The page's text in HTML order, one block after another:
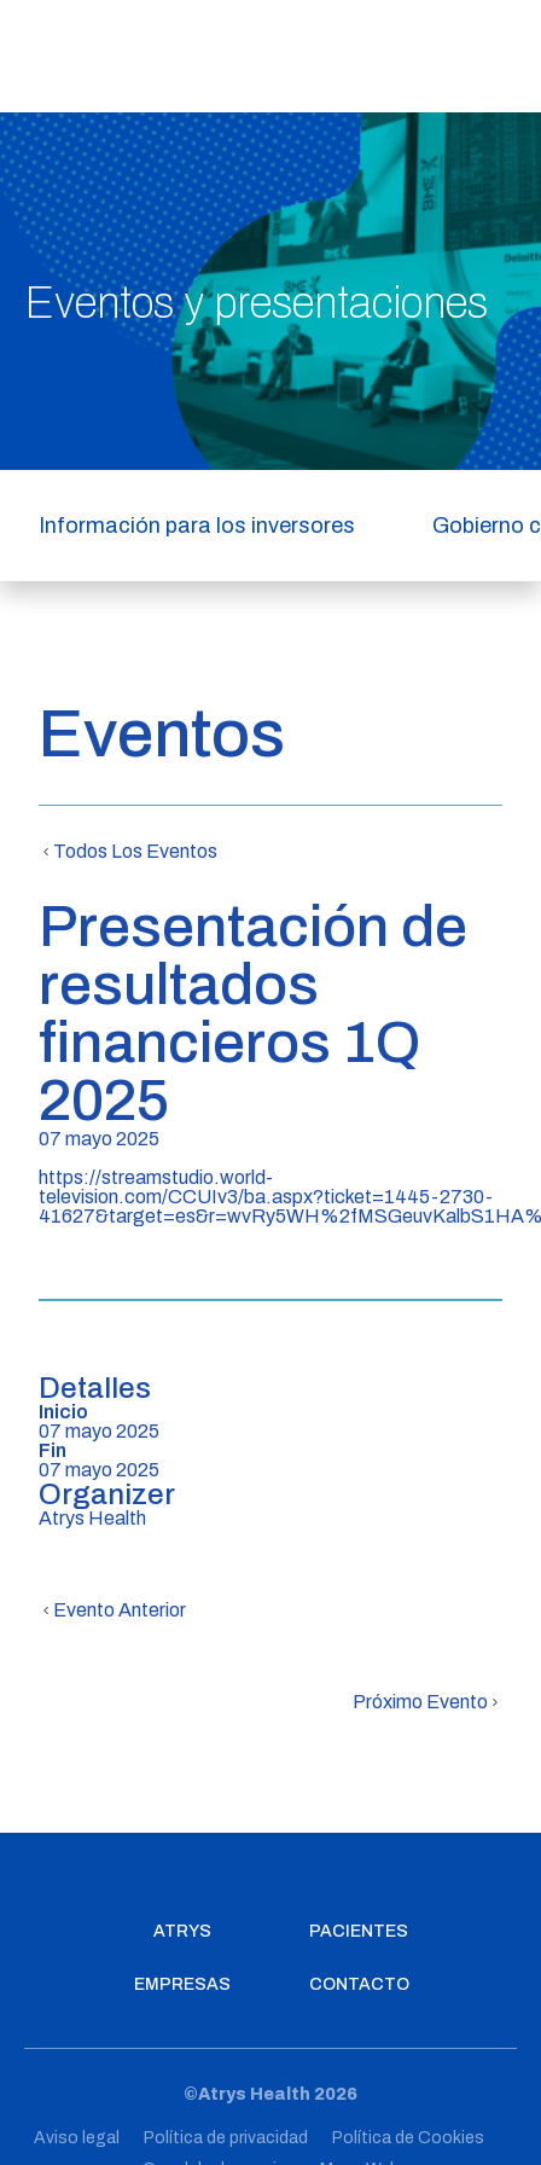
Eventos y presentaciones
Información para los inversores Gobierno
Eventos
Todos Los Eventos
Presentación de
resultados
financieros 1Q
2025
07 mayo 2025
https://streamstudio.world-
television.com/CCUIv3/ba.aspx?ticket=1445-2730-
Detalles
Inicio
07 mayo 2025
Fin
07 mayo 2025
Organizer
Atrys Health
Evento Anterior
Próximo Evento
ATRYS PACIENTES
EMPRESAS CONTACTO
©Atrys Health 2026
Aviso legal Política de privacidad
Política de Cookies